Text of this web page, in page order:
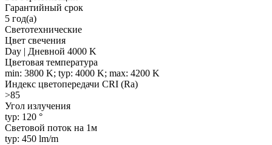
Гарантийный срок
5 год(а)
Светотехнические
Цвет свечения
Day | Дневной 4000 K
Цветовая температура
min: 3800 K; typ: 4000 K; max: 4200 K
Индекс цветопередачи CRI (Ra)
>85
Угол излучения
typ: 120 °
Световой поток на 1м
typ: 450 lm/m